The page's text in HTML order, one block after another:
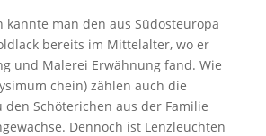
kannte man den aus Südosteuropa
bereits im Mittelalter, wo er
und Malerei Erwähnung fand. Wie
chein) zählen auch die
den Schöterichen aus der Familie
Dennoch ist Lenzleuchten